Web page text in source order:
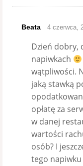
Beata 4 czerwca,
Dzień dobry,
napiwkach
wątpliwości.
jaką stawką
opłatę za
w danej
wartości
osób? I
tego